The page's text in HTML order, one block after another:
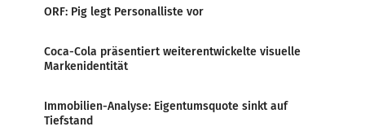
ORF: Pig legt Personalliste vor
Coca-Cola präsentiert weiterentwickelte visuelle
Markenidentität
Immobilien-Analyse: Eigentumsquote sinkt auf
Tiefstand